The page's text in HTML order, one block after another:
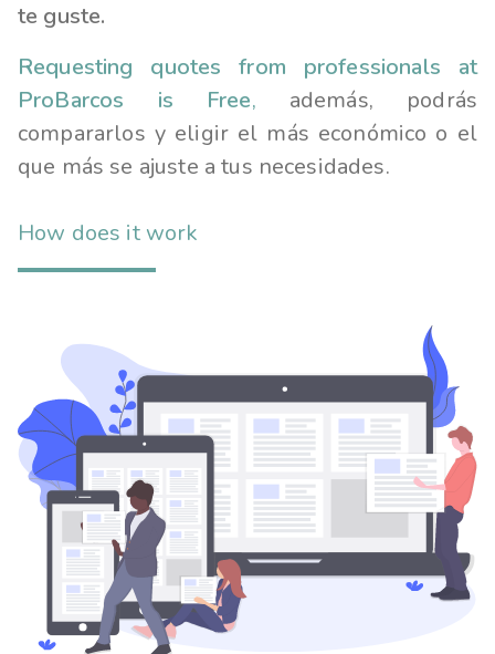
te guste.
Requesting quotes from professionals at
ProBarcos is Free, además, podrás
compararlos y eligir el más económico o el
que más se ajuste a tus necesidades.
How does it work